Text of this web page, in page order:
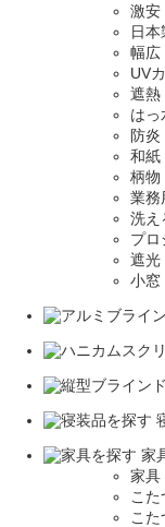
激安
日本
幅広
UV
遮熱
はっ
防炎
和紙
柄物
業務
洗え
プロ
遮光
小窓
家
家具
こ
こた